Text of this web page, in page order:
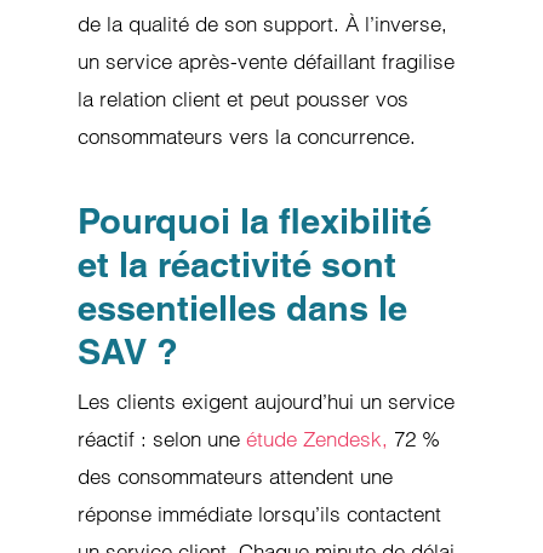
de la qualité de son support. À l’inverse,
un service après-vente défaillant fragilise
la relation client et peut pousser vos
consommateurs vers la concurrence.
Pourquoi la flexibilité
et la réactivité sont
essentielles dans le
SAV ?
Les clients exigent aujourd’hui un service
réactif : selon uneétude Zendesk, 72 %
des consommateurs attendent une
réponse immédiate lorsqu’ils contactent